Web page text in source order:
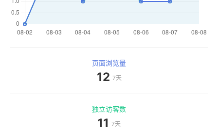
页面浏览量
12 7天
独立访客数
11 7天